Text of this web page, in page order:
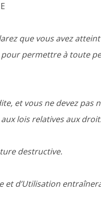
que vous avez
permettre à toute
et vous ne devez pas
lois relatives aux
destructive.
d’Utilisation